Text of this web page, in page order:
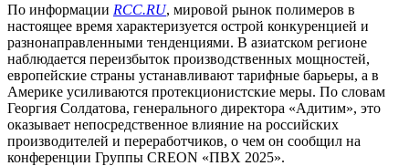
По информации RCC.RU, мировой рынок полимеров в
настоящее время характеризуется острой конкуренцией и
разнонаправленными тенденциями. В азиатском регионе
наблюдается переизбыток производственных мощностей,
европейские страны устанавливают тарифные барьеры, а в
Америке усиливаются протекционистские меры. По словам
Георгия Солдатова, генерального директора «Адитим», это
оказывает непосредственное влияние на российских
производителей и переработчиков, о чем он сообщил на
конференции Группы CREON «ПВХ 2025».